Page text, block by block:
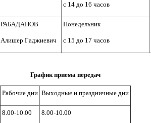
с 14 до 16 часов
РАБАДАНОВ
Алишер Гаджиевич
Понедельник
с 15 до 17 часов
График приема передач
Рабочие дни Выходные и праздничные дни
8.00-10.00 8.00-10.00